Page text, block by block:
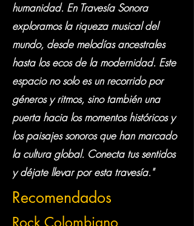
humanidad. En Travesía Sonora
exploramos la riqueza musical del
mundo, desde melodías ancestrales
hasta los ecos de la modernidad. Este
espacio no solo es un recorrido por
géneros y ritmos, sino también una
puerta hacia los momentos históricos y
los paisajes sonoros que han marcado
la cultura global. Conecta tus sentidos
y déjate llevar por esta travesía."
Recomendados
Rock Colombiano